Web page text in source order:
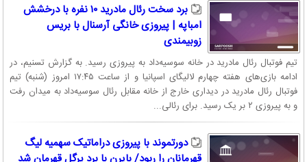
برد سخت رئال مادرید ۱۰ نفره با درخشش
امباپه | پیروزی خانگی آرسنال با بریس
زوبیمندی
تیم فوتبال رئال مادرید در خانه سوسیه‌داد به پیروزی رسید. به گزارش تسنیم، در
ادامه بازی‌های هفته چهارم لالیگای اسپانیا و از ساعت ۱۷:۴۵ امروز (شنبه) تیم
فوتبال رئال مادرید در دیداری خارج از خانه مقابل رئال سوسیه‌داد به میدان رفت
و به پیروزی ۲ بر یک رسید. برای رئالی‌...
دورتموند با پیروزی دراماتیک سهمیه لیگ